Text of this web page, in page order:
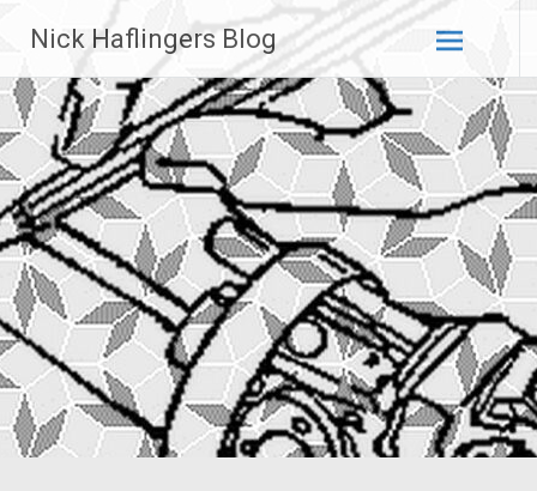
Inhalt
springen
Nick Haflingers Blog